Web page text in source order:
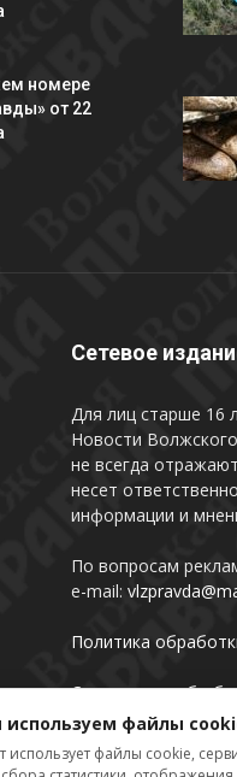
номере
от 22
Сетевое
Для лиц старше 16
Новости
не всегда
несет
информации и
По вопросам
e-mail:
Политика
Соглашении об
файлы
использует файлы cookie,